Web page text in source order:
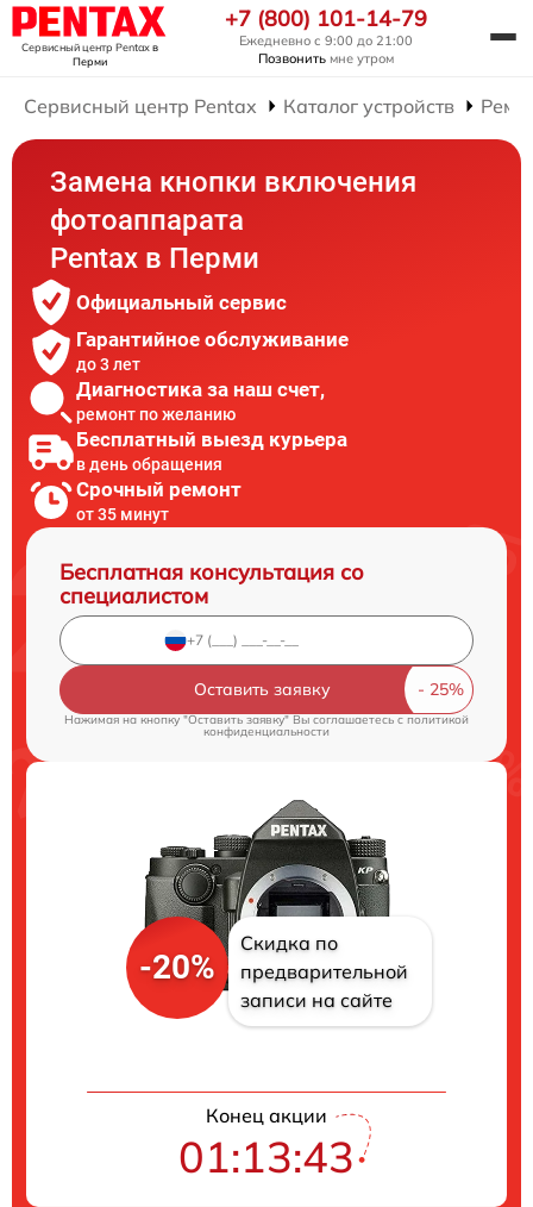
Сервисный центр Pentaxв
Перми
+7 (800) 101-14-79
Ежедневно с 9:00 до 21:00
Позвонить мне утром
Сервисный центр Pentax Каталог устройств
Замена кнопки включения
фотоаппарата
Pentax в Перми
Официальный сервис
Гарантийное обслуживание
до 3 лет
Диагностика за наш счет,
ремонт по желанию
Бесплатный выезд курьера
в день обращения
Срочный ремонт
от 35 минут
Бесплатная консультация со
специалистом
Оставить заявку
Нажимая на кнопку "Оставить заявку" Вы соглашаетесь cполитикой
конфиденциальности
-20%
Скидка по
предварительной
записи на сайте
Конец акции
01:13:43